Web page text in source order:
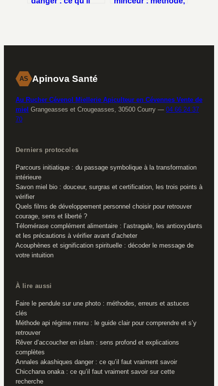
AS Apinova Santé
Au Rucher Cévenol Miellerie Apiculteur en Cévennes Vente de
miel Grangeasses et Crougeasses, 30500 Courry — 04 66 24 37
70
Derniers protocoles
Parcours initiatique : du passage symbolique à la transformation
intérieure
Savon miel bio : douceur, surgras et certification, les trois points à
vérifier
Quels films de développement personnel choisir pour retrouver
courage, sens et liberté ?
Télomérase complément alimentaire : l’astragale, les antioxydants
et les précautions à vérifier avant d’acheter
Acouphènes et signification spirituelle : décoder le message de
votre intuition
À lire aussi
Faire le pendule sur une photo : méthodes, erreurs et astuces
clés
Méthode api régime menu : le guide clair pour comprendre et s’y
retrouver
Rêver d’accoucher en islam : sens profond et explications
complètes
Annales akashiques danger : ce qu’il faut vraiment savoir
Chicchana onaka : ce qu’il faut vraiment savoir sur cette
recherche